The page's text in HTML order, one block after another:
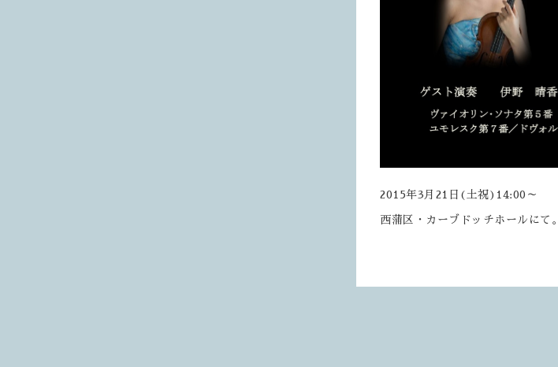
2015年3月21日(土祝)14:00～
西蒲区・カーブドッチホールにて。